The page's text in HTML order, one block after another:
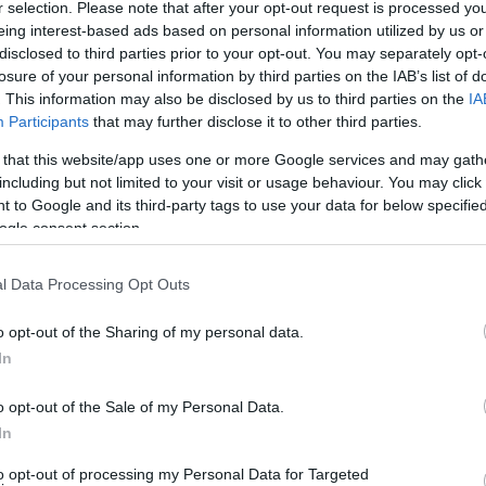
selection. Please note that after your opt-out request is processed
interest-based ads based on personal information utilized by us
to third parties prior to your opt-out. You may separately
of your personal information by third parties on the IAB’s list of
This information may also be disclosed by us to third parties on the
Participants that may further disclose it to other third parties.
that this website/app uses one or more Google services and may
but not limited to your visit or usage behaviour. You may
to Google and its third-party tags to use your data for below
consent section.
Data Processing Opt Outs
opt-out of the Sharing of my personal data.
opt-out of the Sale of my Personal Data.
opt-out of processing my Personal Data for Targeted
egyezség is született a két klub között.
: a Mezőkövesd kérésére ugyanis a
lépett a Fradi ellen (2-2 lett a bajnoki vége ),
küzdő NB II-es Vasashoz.
Pintér Attilais megerősítette az FTC elleni
ehhez a mai meccshez. Tényleg így lett
másfél hete tudtam meg, hogy
amíg a Mezőkövesd játékosa vagyok, addig
Úgy gondolom, hogy nem lehetett rám
ne tettem volna meg mindent. Nyilván azért
két hét múlva egy másik csapat tagja
félre kell raknia. Én egy Vasas-múltú
visszahúzott, és szeretném a Vasast